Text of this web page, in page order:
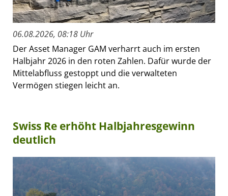
06.08.2026, 08:18 Uhr
Der Asset Manager GAM verharrt auch im ersten
Halbjahr 2026 in den roten Zahlen. Dafür wurde der
Mittelabfluss gestoppt und die verwalteten
Vermögen stiegen leicht an.
Swiss Re erhöht Halbjahresgewinn
deutlich